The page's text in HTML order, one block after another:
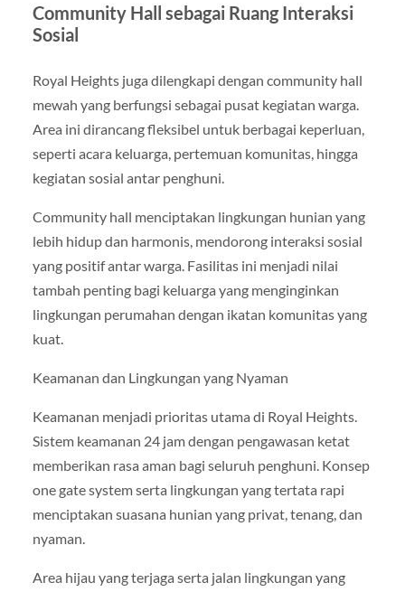
Community Hall sebagai Ruang Interaksi
Sosial
Royal Heights juga dilengkapi dengan community hall
mewah yang berfungsi sebagai pusat kegiatan warga.
Area ini dirancang fleksibel untuk berbagai keperluan,
seperti acara keluarga, pertemuan komunitas, hingga
kegiatan sosial antar penghuni.
Community hall menciptakan lingkungan hunian yang
lebih hidup dan harmonis, mendorong interaksi sosial
yang positif antar warga. Fasilitas ini menjadi nilai
tambah penting bagi keluarga yang menginginkan
lingkungan perumahan dengan ikatan komunitas yang
kuat.
Keamanan dan Lingkungan yang Nyaman
Keamanan menjadi prioritas utama di Royal Heights.
Sistem keamanan 24 jam dengan pengawasan ketat
memberikan rasa aman bagi seluruh penghuni. Konsep
one gate system serta lingkungan yang tertata rapi
menciptakan suasana hunian yang privat, tenang, dan
nyaman.
Area hijau yang terjaga serta jalan lingkungan yang